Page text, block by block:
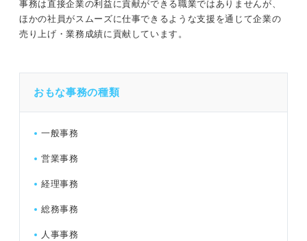
事務は直接企業の利益に貢献ができる職業ではありませんが、
ほかの社員がスムーズに仕事できるような支援を通じて企業の
売り上げ・業務成績に貢献しています。
おもな事務の種類
一般事務
営業事務
経理事務
総務事務
人事事務